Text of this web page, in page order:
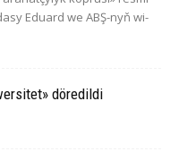
Eduard we ABŞ-nyň wi­
döredildi